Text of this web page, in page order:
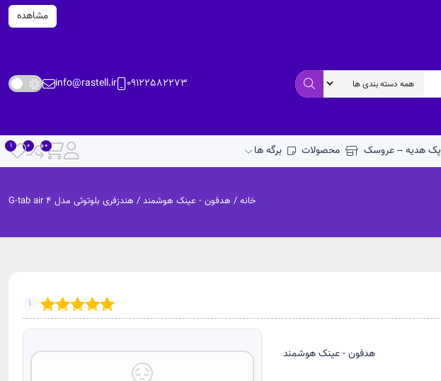
مشاهده
09122582273
info@rastell.ir
پک هدیه – عروسک محصولات برگه ها
خانه / هدفون - عینک هوشمند / هندزفری بلوتوثی مدل G-tab air 4
1
هدفون - عینک هوشمند